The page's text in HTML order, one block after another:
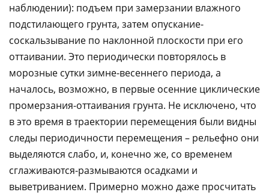
наблюдении): подъем при замерзании влажного
подстилающего грунта, затем опускание-
соскальзывание по наклонной плоскости при его
оттаивании. Это периодически повторялось в
морозные сутки зимне-весеннего периода, а
началось, возможно, в первые осенние циклические
промерзания-оттаивания грунта. Не исключено, что
в это время в траектории перемещения были видны
следы периодичности перемещения – рельефно они
выделяются слабо, и, конечно же, со временем
сглаживаются-размываются осадками и
выветриванием. Примерно можно даже просчитать